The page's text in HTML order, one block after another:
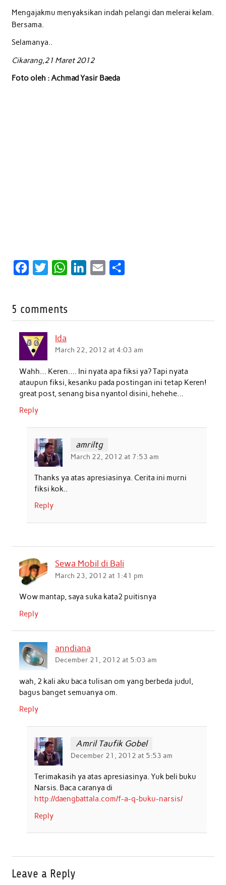
Mengajakmu menyaksikan indah pelangi dan melerai kelam.
Bersama.
Selamanya..
Cikarang,21 Maret 2012
Foto oleh : Achmad Yasir Baeda
e
o
o
k
t
W
t
A
p
n
5 comments
Ida
March 22, 2012 at 4:03 am
Wahh… Keren…. Ini nyata apa fiksi ya? Tapi nyata
ataupun fiksi, kesanku pada postingan ini tetap Keren!
great post, senang bisa nyantol disini, hehehe…
Reply
amriltg
March 22, 2012 at 7:53 am
Thanks ya atas apresiasinya. Cerita ini murni
fiksi kok..
Reply
Sewa Mobil di Bali
March 23, 2012 at 1:41 pm
Wow mantap, saya suka kata2 puitisnya
Reply
anndiana
December 21, 2012 at 5:03 am
wah, 2 kali aku baca tulisan om yang berbeda judul,
bagus banget semuanya om.
Reply
Amril Taufik Gobel
December 21, 2012 at 5:53 am
Terimakasih ya atas apresiasinya. Yuk beli buku
Narsis. Baca caranya di
http://daengbattala.com/f-a-q-buku-narsis/
Reply
Leave a Reply